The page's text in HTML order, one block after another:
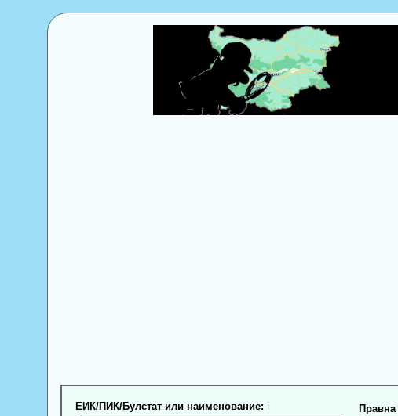
ЕИК/ПИК/Булстат или наименование: ℹ